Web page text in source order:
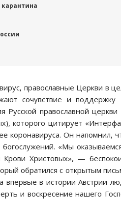
православные Церкви в
сочувствие и поддержку
Русской православной церкви
которого цитирует
коронавируса. Он напомнил,
«Мы
Христовых», —
обратился с открытым
впервые в истории Австрии
и воскресение нашего